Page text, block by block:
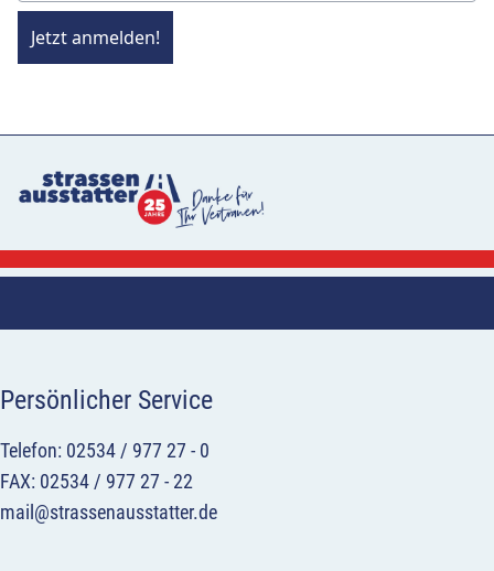
Jetzt anmelden!
Persönlicher Service
Telefon: 02534 / 977 27 - 0
FAX: 02534 / 977 27 - 22
mail@strassenausstatter.de